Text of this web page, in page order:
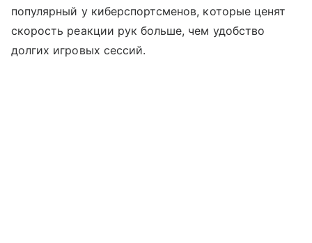
популярный у киберспортсменов, которые ценят
скорость реакции рук больше, чем удобство
долгих игровых сессий.